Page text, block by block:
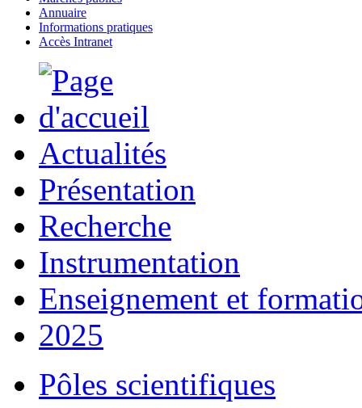
Annuaire
Informations pratiques
Accès Intranet
Actualités
Présentation
Recherche
Instrumentation
Enseignement et
2025
Pôles scientifiques